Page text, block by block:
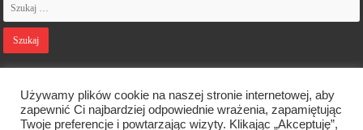
Używamy plików cookie na naszej stronie internetowej, aby
zapewnić Ci najbardziej odpowiednie wrażenia, zapamiętując
Twoje preferencje i powtarzając wizyty. Klikając „Akceptuję”,